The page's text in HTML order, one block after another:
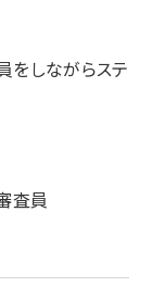
しながらステ
査員